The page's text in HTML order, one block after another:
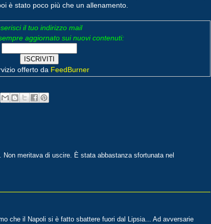
è stato poco più che un allenamento.
il tuo indirizzo mail
aggiornato sui nuovi contenuti:
offerto da FeedBurner
meritava di uscire. È stata abbastanza sfortunata nel
che il Napoli si è fatto sbattere fuori dal Lipsia... Ad avversarie